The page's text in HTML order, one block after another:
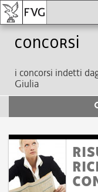
Concorsi
i concorsi indetti
Giulia